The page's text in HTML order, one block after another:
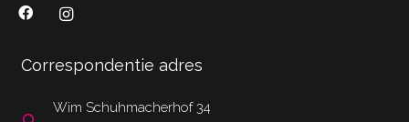
Correspondentie adres
Wim Schuhmacherhof 34